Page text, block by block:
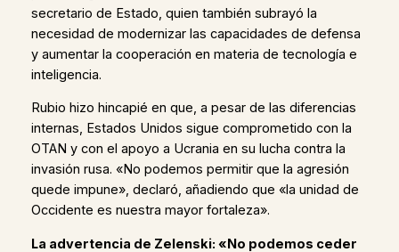
secretario de Estado, quien también subrayó la
necesidad de modernizar las capacidades de defensa
y aumentar la cooperación en materia de tecnología e
inteligencia.
Rubio hizo hincapié en que, a pesar de las diferencias
internas, Estados Unidos sigue comprometido con la
OTAN y con el apoyo a Ucrania en su lucha contra la
invasión rusa. «No podemos permitir que la agresión
quede impune», declaró, añadiendo que «la unidad de
Occidente es nuestra mayor fortaleza».
La advertencia de Zelenski: «No podemos ceder